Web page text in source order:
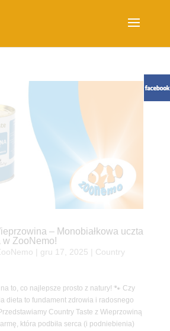
– Monobiałkowa uczta
w ZooNemo!
gru 17, 2025
Country
to, co najlepsze prosto z natury! 🐾 Czy
dieta to fundament zdrowia i radosnego
Country Taste z Wieprzowiną
która podbiła serca (i podniebienia)